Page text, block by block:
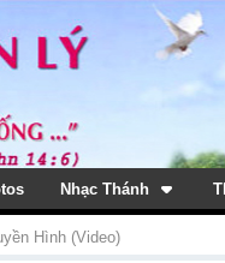
Nhạc Thánh
Hình (Video)